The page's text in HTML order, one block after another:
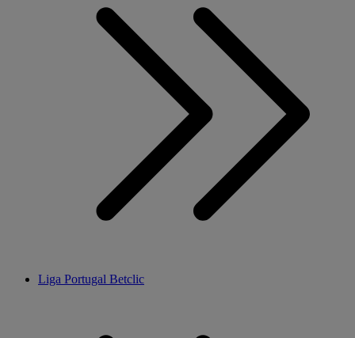
Liga Portugal Betclic